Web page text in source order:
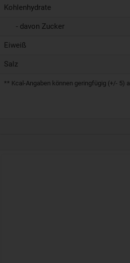
Kohlenhydrate
- davon Zucker
Eiweiß
Salz
** Kcal-Angaben können geringfügig (+/- 5)